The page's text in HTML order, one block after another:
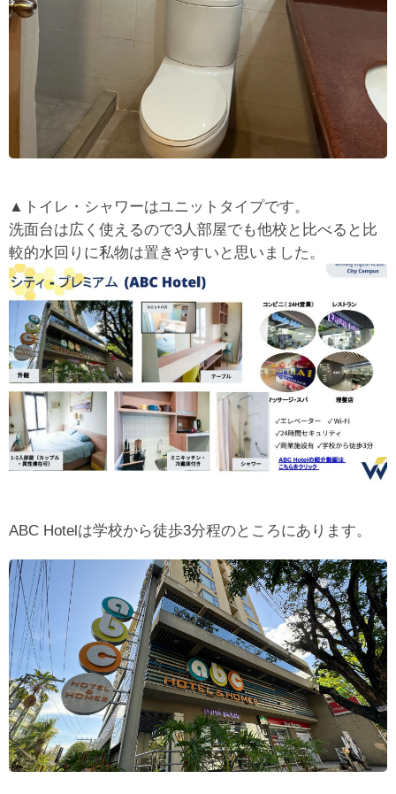
▲トイレ・シャワーはユニットタイプです。
洗面台は広く使えるので3人部屋でも他校と比べると比
較的水回りに私物は置きやすいと思いました。
ABC Hotelは学校から徒歩3分程のところにあります。